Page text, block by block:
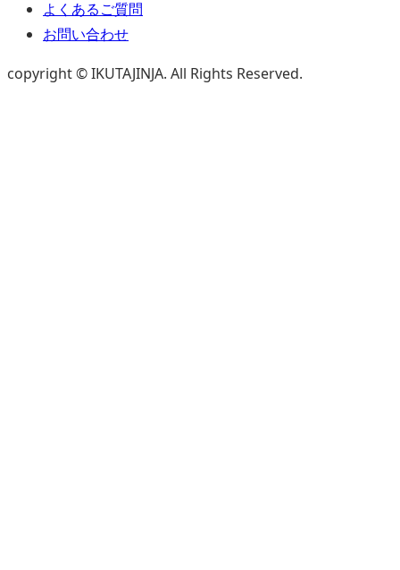
よくあるご質問
お問い合わせ
copyright © IKUTAJINJA. All Rights Reserved.